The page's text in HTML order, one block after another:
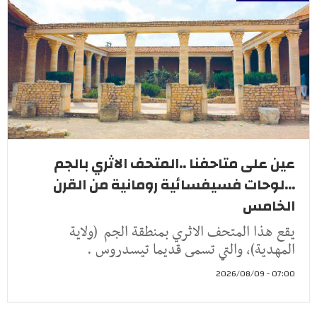
عين على متاحفنا ..المتحف الاثري بالجم
...لوحات فسيفسائية رومانية من القرن
الخامس
يقع هذا المتحف الاثري بمنطقة الجم (ولاية
المهدية)، والتي تسمى قديما تيسدروس .
07:00 - 2026/08/09